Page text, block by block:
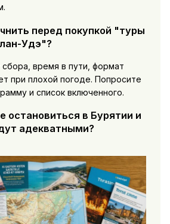
перед покупкой "туры
Удэ"?
время в пути, формат
при плохой погоде. Попросите
и список включенного.
остановиться в Бурятии и
адекватными?